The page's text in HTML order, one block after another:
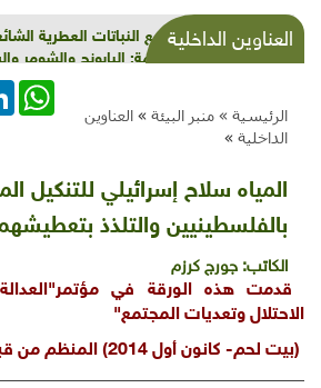
العناوين الداخليةمناقيع النباتات العطرية
الأطعمة: البابونج والشومر
الرئيسية » منبر البيئة » العناوين
الداخلية »
المياه سلاح إسرائيلي للتنكيل
بالفلسطينيين والتلذذ
الكاتب: جورج كرزم
قدمت هذه الورقة في مؤتمر
الاحتلال وتعديات المجتمع"
(بيت لحم- كانون أول 2014) المنظم من قبل مركز التعليم البيئي